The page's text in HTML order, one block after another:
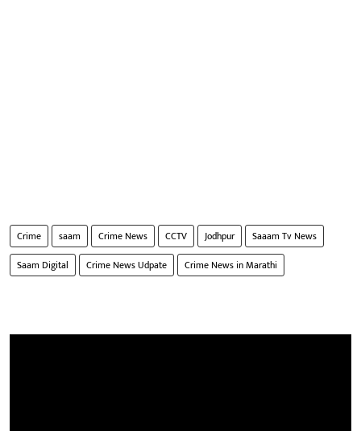
Crime saam Crime News CCTV Jodhpur
Saaam Tv News
Saam Digital
Crime News Udpate Crime News in Marathi